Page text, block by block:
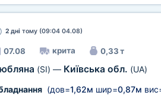
2 днітому (09:04 04.08)
07.08 крита 0,33 т
(SI) — Київська обл. (UA)
(дов=1,62м шир=0,87м